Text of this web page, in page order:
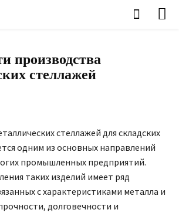
производства
стеллажей
стеллажей для складских
одним из основных направлений
промышленных предприятий.
таких изделий имеет ряд
с характеристиками металла и
долговечности и